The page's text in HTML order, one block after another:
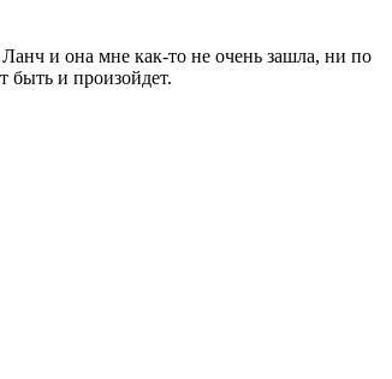
и она мне как-то не очень зашла, ни по
быть и произойдет.